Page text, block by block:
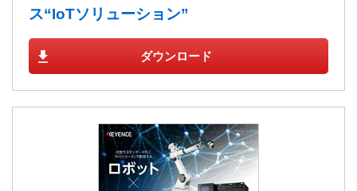
ス“IoTソリューション”
ダウンロード